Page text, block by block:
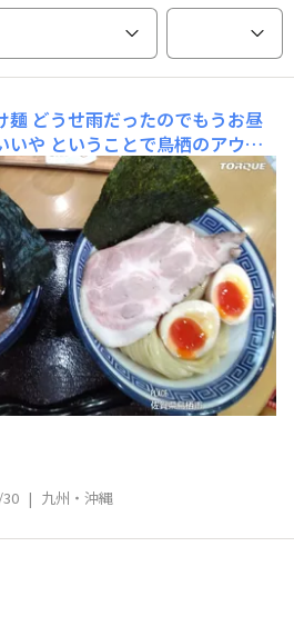
麺 どうせ雨だったのでもうお昼
いや ということで鳥栖のアウト
つけ麺・・・ なんかめちゃめちゃ
や兼虎・・・本店は福岡らしい
般的な豚骨ラーメンとは違
| 九州・沖縄